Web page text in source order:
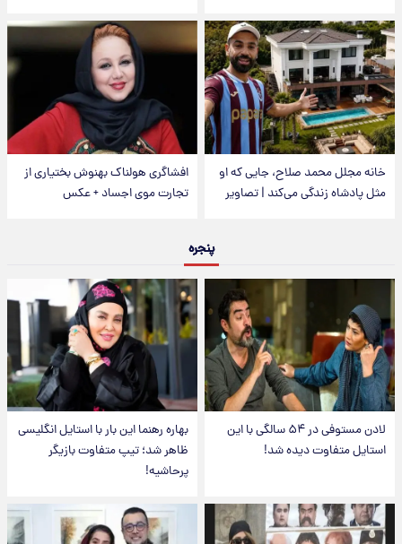
خانه مجلل محمد صلاح، جایی که او
مثل پادشاه زندگی می‌کند | تصاویر
افشاگری هولناک بهنوش بختیاری از
تجارت موی اجساد + عکس
پنجره
لادن مستوفی در ۵۴ سالگی با این
استایل متفاوت دیده شد!
بهاره رهنما این بار با استایل انگلیسی
ظاهر شد؛ تیپ متفاوت بازیگر
پرحاشیه!